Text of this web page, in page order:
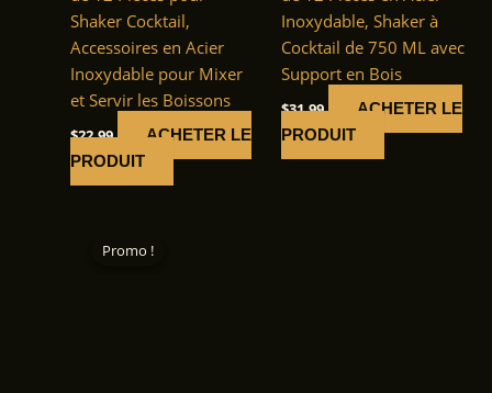
Shaker Cocktail,
Accessoires en Acier
Inoxydable pour Mixer
et Servir les Boissons
$22.99
ACHETER LE
PRODUIT
Inoxydable, Shaker à
Cocktail de 750 ML avec
Support en Bois
$31.99
ACHETER LE
PRODUIT
Promo !
Promo !